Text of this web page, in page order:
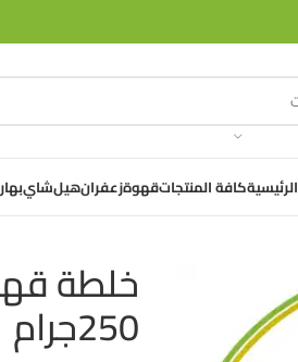
الرئيسيةكافة المنتجاتقهوةزعفرانهيلشاي
خلطة
250جرام